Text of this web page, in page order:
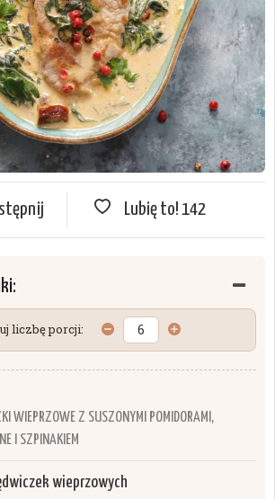
Lubię to! 142
liczbę porcji:
WIEPRZOWE Z SUSZONYMI POMIDORAMI,
I SZPINAKIEM
wieprzowych